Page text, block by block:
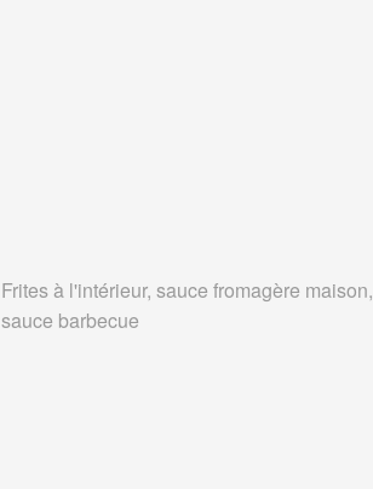
Frites à l'intérieur, sauce fromagère maison,
sauce barbecue